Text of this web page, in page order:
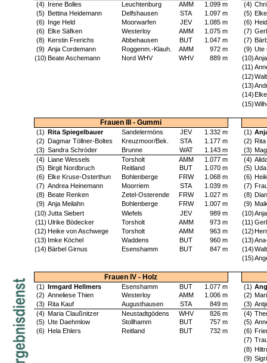
(4) Irene Bolles Leuchtenburg AMM 1.099 m (4)
(5) Bettina Heidemann Delfshausen STA 1.097 m (5)
(6) Inge Held Moorwarfen JEV 1.085 m (6)
(6) Elke Säfken Westerloy AMM 1.075 m (7)
(8) Kerstin Frerichs Abbehausen BUT 1.047 m (7)
(9) Anja Cordemann Roggenm.-Klauh. AMM 972 m (9) Ute
(10) Beate Aschemann Nord WHV WHV 889 m (10)
(11)
(12)
(13)
(14)
(15)
Frauen III - Gummi
(1) Rita Spiegelbauer Sandelermöns JEV 1.332 m (1)
(2) Dagmar Töllner-Boltes Kreuzmoor/Bek. STA 1.177 m (2)
(3) Sandra Schröder Brunne WAT 1.143 m (3)
(4) Liane Wessels Torsholt AMM 1.077 m (4)
(5) Birgit Nordbruch Reitland BUT 1.070 m (5)
(6) Elke Kruse-Osterthun Bohlenberge FRW 1.068 m (6)
(7) Andrea Heinemann Moorriem STA 1.039 m (7)
(8) Beate Renken Zetel-Osterende FRW 1.027 m (8)
(9) Anja Meilahn Bohlenberge FRW 1.007 m (9)
(10) Jutta Siebert Wiefels JEV 989 m (10)
(11) Ulrike Bödecker Torsholt AMM 973 m (11)
(12) Heike von Aschwege Torsholt AMM 963 m (12)
(13) Imke Köchel Waddens BUT 960 m (13)
(14) Bärbel Girnus Esenshamm BUT 847 m (14)
(15)
Frauen IV - Holz
(1) Irmgard Hellmers Esenshamm BUT 1.077 m (1)
(2) Anneliese Thien Westerloy AMM 1.006 m (2)
(3) Rita Kauf Augusthausen STA 849 m (3)
(4) Maria Claußnitzer Neustadtgödens WHV 826 m (4)
(5) Ute Daehmlow Stollhamm BUT 757 m (5)
(6) Hela Ehlers Reitland BUT 732 m (6)
(7)
(8)
(9)